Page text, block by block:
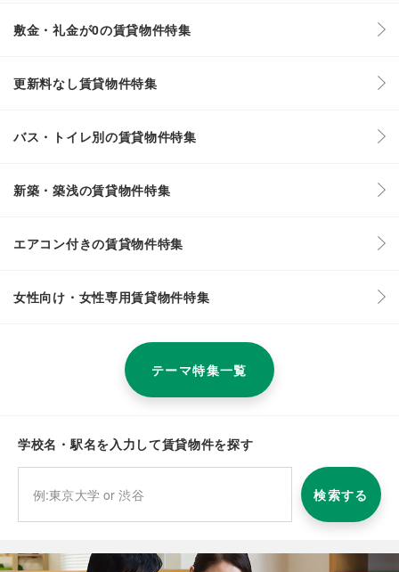
敷金・礼金が0の賃貸物件特集
更新料なし賃貸物件特集
バス・トイレ別の賃貸物件特集
新築・築浅の賃貸物件特集
エアコン付きの賃貸物件特集
女性向け・女性専用賃貸物件特集
テーマ特集一覧
学校名・駅名を入力して賃貸物件を探す
検索する